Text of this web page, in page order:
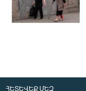
ՀԵՏԵՎԵՔ ՄԵԶ